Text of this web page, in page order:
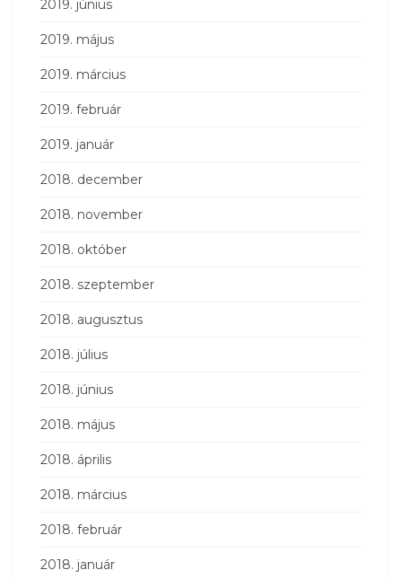
2019. június
2019. május
2019. március
2019. február
2019. január
2018. december
2018. november
2018. október
2018. szeptember
2018. augusztus
2018. július
2018. június
2018. május
2018. április
2018. március
2018. február
2018. január